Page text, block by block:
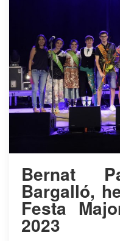
Bernat
Bargalló,
Festa
2023